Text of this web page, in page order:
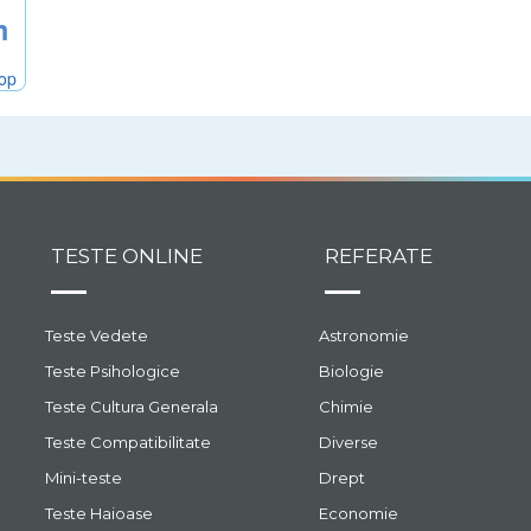
TESTE ONLINE
Teste Vedete
Teste Psihologice
Teste Cultura Generala
Teste Compatibilitate
Mini-teste
Teste Haioase
REFERATE
Astronomie
Biologie
Chimie
Diverse
Drept
Economie